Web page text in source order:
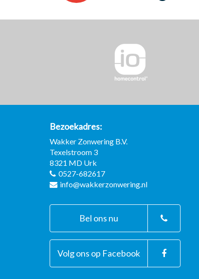
Bezoekadres
Wakker Zonwering B.V.
Texelstroom 3
8321 MD Urk
0527-682617
info@wakkerzonwering.nl
Bel ons nu
Volg ons op Facebook